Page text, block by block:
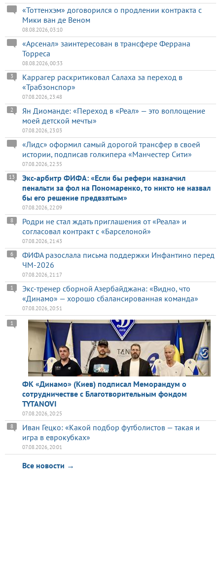
«Тоттенхэм» договорился о продлении контракта с
Мики ван де Веном
08.08.2026, 03:10
«Арсенал» заинтересован в трансфере Феррана
Торреса
08.08.2026, 00:33
Каррагер раскритиковал Салаха за переход в
«Трабзонспор»
3
07.08.2026, 23:48
Ян Диоманде: «Переход в «Реал» — это воплощение
моей детской мечты»
2
07.08.2026, 23:03
«Лидс» оформил самый дорогой трансфер в своей
истории, подписав голкипера «Манчестер Сити»
07.08.2026, 22:35
Экс-арбитр ФИФА: «Если бы рефери назначил
пенальти за фол на Пономаренко, то никто не назвал
бы его решение предвзятым»
13
07.08.2026, 22:09
Родри не стал ждать приглашения от «Реала» и
согласовал контракт с «Барселоной»
8
07.08.2026, 21:43
ФИФА разослала письма поддержки Инфантино перед
ЧМ-2026
6
07.08.2026, 21:17
Экс-тренер сборной Азербайджана: «Видно, что
«Динамо» — хорошо сбалансированная команда»
1
07.08.2026, 20:51
ФК «Динамо» (Киев) подписал Меморандум о
сотрудничестве с Благотворительным фондом
TYTANOVI
1
07.08.2026, 20:25
Иван Гецко: «Какой подбор футболистов — такая и
игра в еврокубках»
8
07.08.2026, 20:01
Все новости →